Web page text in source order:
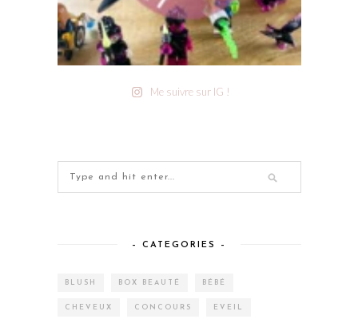
Me suivre sur IG !
– CATEGORIES –
BLUSH BOX BEAUTÉ BÉBÉ
CHEVEUX CONCOURS EVEIL